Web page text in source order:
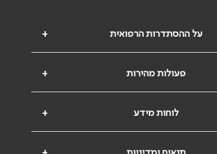
+ על ההסתדרות הרפואית
+ פעולות מהירות
+ לוחות מידע